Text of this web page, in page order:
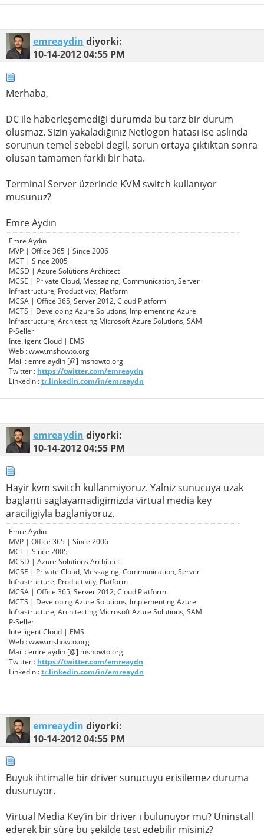
emreaydin diyorki:
10-14-201204:55 PM
Merhaba,
DC ile haberleşemediği durumda bu tarz bir durum
olusmaz. Sizin yakaladığınız Netlogon hatası ise aslında
sorunun temel sebebi degil, sorun ortaya çıktıktan sonra
olusan tamamen farklı bir hata.
Terminal Server üzerinde KVM switch kullanıyor
musunuz?
Emre Aydın
Emre Aydın
MVP | Office 365 | Since 2006
MCT | Since 2005
MCSD | Azure Solutions Architect
MCSE | Private Cloud, Messaging, Communication, Server
Infrastructure, Productivity, Platform
MCSA | Office 365, Server 2012, Cloud Platform
MCTS | Developing Azure Solutions, Implementing Azure
Infrastructure, Architecting Microsoft Azure Solutions, SAM
P-Seller
Intelligent Cloud | EMS
Web : www.mshowto.org
Mail : emre.aydin [@] mshowto.org
Twitter : https://twitter.com/emreaydn
Linkedin :tr.linkedin.com/in/emreaydn
emreaydin diyorki:
10-14-201204:55 PM
Hayir kvm switch kullanmiyoruz. Yalniz sunucuya uzak
baglanti saglayamadigimizda virtual media key
araciligiyla baglaniyoruz.
Emre Aydın
MVP | Office 365 | Since 2006
MCT | Since 2005
MCSD | Azure Solutions Architect
MCSE | Private Cloud, Messaging, Communication, Server
Infrastructure, Productivity, Platform
MCSA | Office 365, Server 2012, Cloud Platform
MCTS | Developing Azure Solutions, Implementing Azure
Infrastructure, Architecting Microsoft Azure Solutions, SAM
P-Seller
Intelligent Cloud | EMS
Web : www.mshowto.org
Mail : emre.aydin [@] mshowto.org
Twitter : https://twitter.com/emreaydn
Linkedin :tr.linkedin.com/in/emreaydn
emreaydin diyorki:
10-14-201204:55 PM
Buyuk ihtimalle bir driver sunucuyu erisilemez duruma
dusuruyor.
Virtual Media Key’in bir driver ı bulunuyor mu? Uninstall
ederek bir süre bu şekilde test edebilir misiniz?